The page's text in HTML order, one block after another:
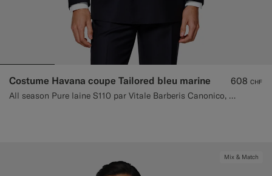
Costume Havana coupe Tailored bleu marine
All season Pure laine S110 par Vitale Barberis Canonico, Italie
608 CHF
Mix & Match